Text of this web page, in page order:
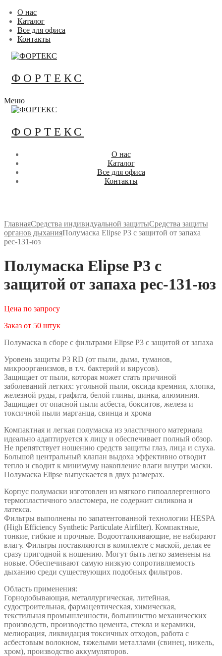
Перейти
содержимому
Меню
Закрыть
О нас
Каталог
Все для офиса
Контакты
ФОРТЕКС
Меню
ФОРТЕКС
О нас
Каталог
Все для офиса
Контакты
ГлавнаяСредства индивидуальной защитыСредства защиты
органов дыханияПолумаска Elipse P3 с защитой от запаха
рес-131-юз
Полумаска Elipse P3 с
защитой от запаха рес-131-юз
Цена по запросу
Заказ от 50 штук
Полумаска в сборе с фильтрами Elipse Р3 с защитой от запаха
Уровень защиты P3 RD (от пыли, дыма, туманов,
микроорганизмов, в т.ч. бактерий и вирусов).
Защищает от пыли, которая может стать причиной
заболеваний легких: угольной пыли, оксида кремния, хлопка,
железной руды, графита, белой глины, цинка, алюминия.
Защищает от опасной пыли асбеста, бокситов, железа и
токсичной пыли марганца, свинца и хрома
Компактная и легкая полумаска из эластичного материала
идеально адаптируется к лицу и обеспечивает полный обзор.
Не препятствует ношению средств защиты глаз, лица и слуха.
Большой центральный клапан выдоха эффективно отводит
тепло и сводит к минимуму накопление влаги внутри маски.
Полумаска Elipse выпускается в двух размерах.
Корпус полумаски изготовлен из мягкого гипоаллергенного
термопластичного эластомера, не содержит силикона и
латекса.
Фильтры выполнены по запатентованной технологии HESPA
(High Efficiency Synthetic Particulate Airfilter). Компактные,
тонкие, гибкие и прочные. Водоотталкивающие, не набирают
влагу. Фильтры поставляются в комплекте с маской, делая ее
сразу пригодной к ношению. Могут быть легко заменены на
новые. Обеспечивают самую низкую сопротивляемость
дыханию среди существующих подобных фильтров.
Область применения:
Горнодобывающая, металлургическая, литейная,
судостроительная, фармацевтическая, химическая,
текстильная промышленности, большинство механических
производств, производство цемента, стекла и керамики,
мелиорация, ликвидация токсичных отходов, работа с
асбестовым волокном, тяжелыми металлами (свинец, никель,
хром), производство аккумуляторов.